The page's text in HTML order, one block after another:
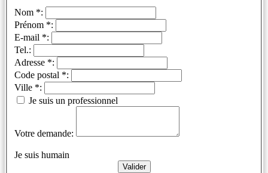
Nom *:
Prénom *:
E-mail *:
Tel.:
Adresse *:
Code postal *:
Ville *:
Je suis un professionnel
Votre demande:
Je suis humain